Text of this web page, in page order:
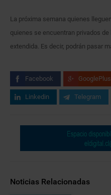
La próxima semana quienes
quienes se encuentran privados
extendida. Es decir, podrán pasar
Facebook GooglePlus
Linkedin Telegram
Noticias Relacionadas